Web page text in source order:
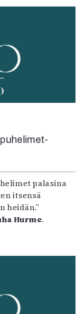
palasina
itsensä
heidän.”
Hurme.